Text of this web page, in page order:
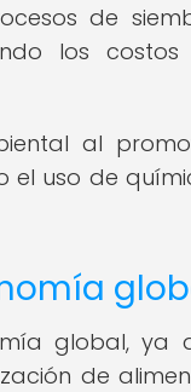
de
los costos
al
el uso de
global, ya
de